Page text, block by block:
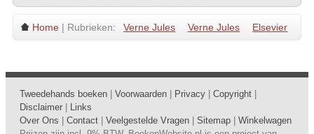
Home | Rubrieken: Verne Jules Verne Jules Elsevier
Tweedehands boeken Voorwaarden Privacy Copyright
Disclaimer
Links
Over Ons
Contact Veelgestelde Vragen Sitemap
Winkelwagen